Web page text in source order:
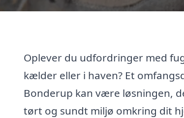
Oplever du udfordringer med
kælder eller i haven? Et
Bonderup kan være løsningen,
tørt og sundt miljø omkring dit